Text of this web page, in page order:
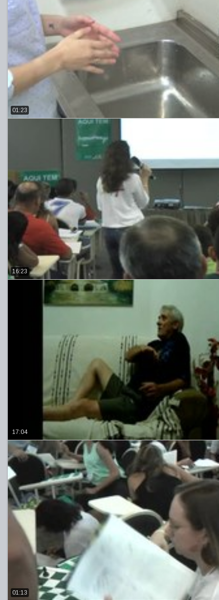
01:23
16:23
17:04
01:13